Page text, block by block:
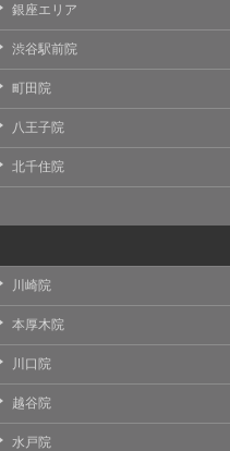
銀座エリア
渋谷駅前院
町田院
八王子院
北千住院
川崎院
本厚木院
川口院
越谷院
水戸院